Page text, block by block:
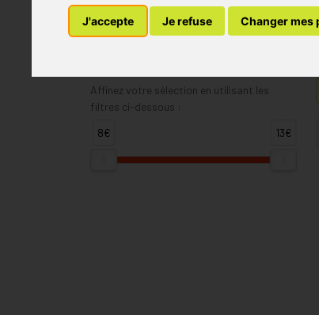
J'accepte Je refuse Changer mes
Curasept
Affinez votre sélection en utilisant les
filtres ci-dessous :
8€
13€